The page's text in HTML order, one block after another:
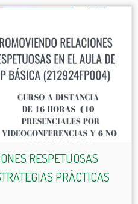
RESPETUOSAS
PRÁCTICAS